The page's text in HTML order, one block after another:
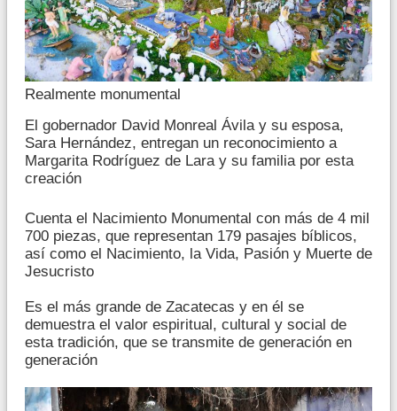
Realmente monumental
El gobernador David Monreal Ávila y su esposa,
Sara Hernández, entregan un reconocimiento a
Margarita Rodríguez de Lara y su familia por esta
creación
Cuenta el Nacimiento Monumental con más de 4 mil
700 piezas, que representan 179 pasajes bíblicos,
así como el Nacimiento, la Vida, Pasión y Muerte de
Jesucristo
Es el más grande de Zacatecas y en él se
demuestra el valor espiritual, cultural y social de
esta tradición, que se transmite de generación en
generación